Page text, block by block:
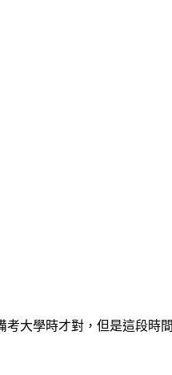
大學時才對，但是這段時